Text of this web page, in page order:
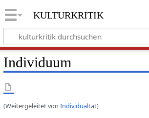
kulturkritik
Individuum
(Weitergeleitet von Individualtät)